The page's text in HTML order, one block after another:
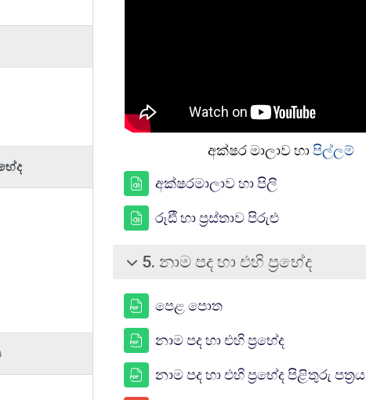
අක්ෂර මාලාව හාපිල්ලම්
අක්ෂරමාලාව හා පිලි
රූඪී හා ප්‍රස්තාව පිරුළු
බිඳ වැටීම
5. නාම පද හා එහි ප්‍රභේද
පෙළ පොත
නාම පද හා එහි ප්‍රභේද
නාම පද හා එහි ප්‍රභේද පිළිතුරු පත්‍රය